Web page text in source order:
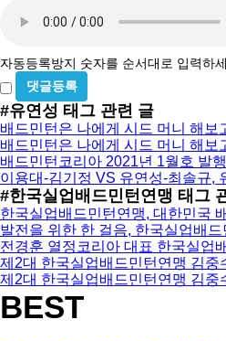
수
록
방
지
자동등록방지 숫자를 순서대로 입력하세
비
밀
글
사
용
#유연성 태그 관련 글
배드민턴은 나에게 시드 머니 해
배드민턴은 나에게 시드 머니 해
배드민턴코리아 2021년 1월호 발행
이용대-김기정 VS 유연성-최솔규,
#한국실업배드민턴연맹 태그
한국실업배드민턴연맹, 대한민국
발전을 위한 한 걸음, 한국실업배
전경훈 열정코리아 대표 한국실업
제2대 한국실업배드민턴연맹 김
제2대 한국실업배드민턴연맹 김
BEST